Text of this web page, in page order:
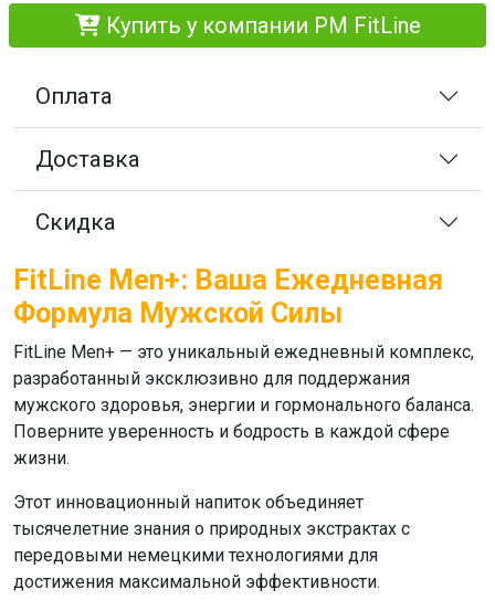
Купить у компании PM FitLine
Оплата
Доставка
Скидка
FitLine Men+: Ваша Ежедневная
Формула Мужской Силы
FitLine Men+ — это уникальный ежедневный комплекс,
разработанный эксклюзивно для поддержания
мужского здоровья, энергии и гормонального баланса.
Поверните уверенность и бодрость в каждой сфере
жизни.
Этот инновационный напиток объединяет
тысячелетние знания о природных экстрактах с
передовыми немецкими технологиями для
достижения максимальной эффективности.